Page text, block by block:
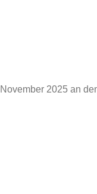
2025 an